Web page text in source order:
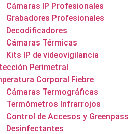
Cámaras IP Profesionales
Grabadores Profesionales
Decodificadores
Cámaras Térmicas
Kits IP de videovigilancia
Perimetral
Corporal Fiebre
Cámaras Termográficas
Termómetros Infrarrojos
Control de Accesos y Greenpass
Desinfectantes